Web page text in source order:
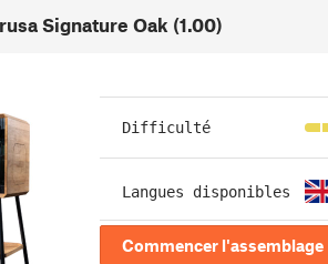
Signature Oak (1.00)
Difficulté
Langues disponibles
Commencer l'assemblage